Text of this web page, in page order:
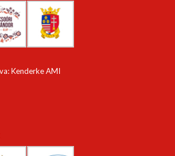
Kenderke AMI